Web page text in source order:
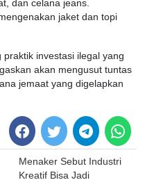
dan celana jeans.
jaket dan topi
investasi ilegal yang
akan mengusut tuntas
jemaat yang digelapkan
Menaker Sebut Industri
Kreatif Bisa Jadi